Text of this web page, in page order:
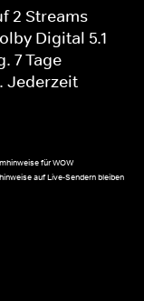
2 Streams
Digital 5.1
7 Tage
Jederzeit
für WOW
auf Live-Sendern bleiben